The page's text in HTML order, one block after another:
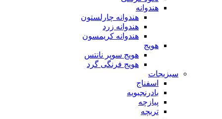
هندوانه
هندوانه چارلستون
هندوانه زرد
هندوانه کریمسون
هویج
هویج سوپر نانتس
هویج فرنگی گرد
سبزیجات
اسفناج
بادرنجبویه
پیازچه
تربچه